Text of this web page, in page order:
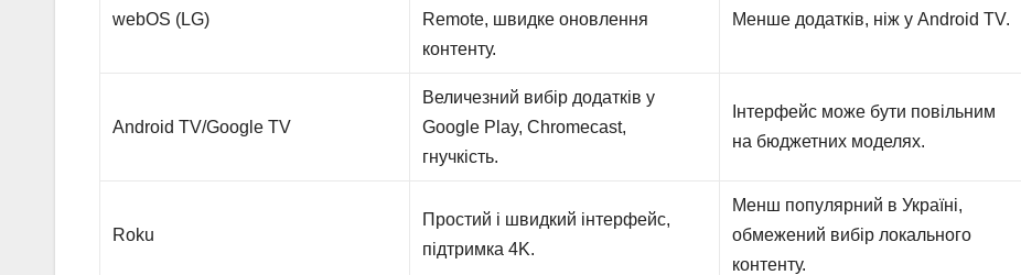
webOS (LG)
Remote, швидке оновлення
контенту.
Менше додатків, ніж у Android TV.
Android TV/Google TV
Величезний вибір додатків у
Google Play, Chromecast,
гнучкість.
Інтерфейс може бути повільним
на бюджетних моделях.
Roku
Простий і швидкий інтерфейс,
підтримка 4K.
Менш популярний в Україні,
обмежений вибір локального
контенту.